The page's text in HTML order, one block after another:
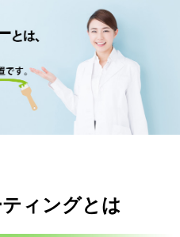
ィングとは